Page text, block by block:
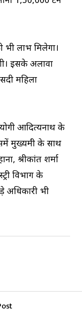
लाभ मिलेगा।
इसके अलावा
महिला
आदित्यनाथ के
मुख्यमंत्री के साथ
श्रीकांत शर्मा
विभाग के
अधिकारी भी